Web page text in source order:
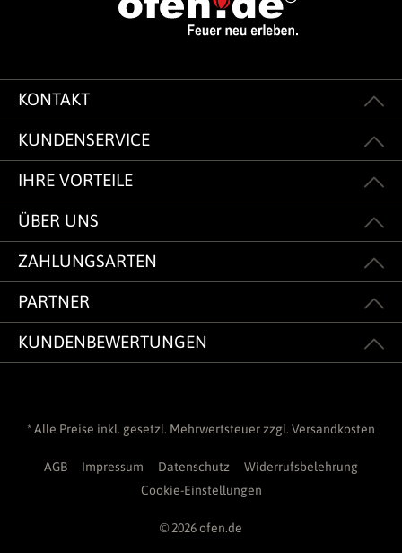
KONTAKT
KUNDENSERVICE
IHRE VORTEILE
ÜBER UNS
ZAHLUNGSARTEN
PARTNER
KUNDENBEWERTUNGEN
* Alle Preise inkl. gesetzl. Mehrwertsteuer zzgl. Versandkosten
AGB Impressum Datenschutz
Widerrufsbelehrung
Cookie-Einstellungen
© 2026 ofen.de